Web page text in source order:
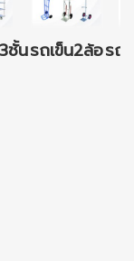
ชั้นรถเข็น2ล้อรถ